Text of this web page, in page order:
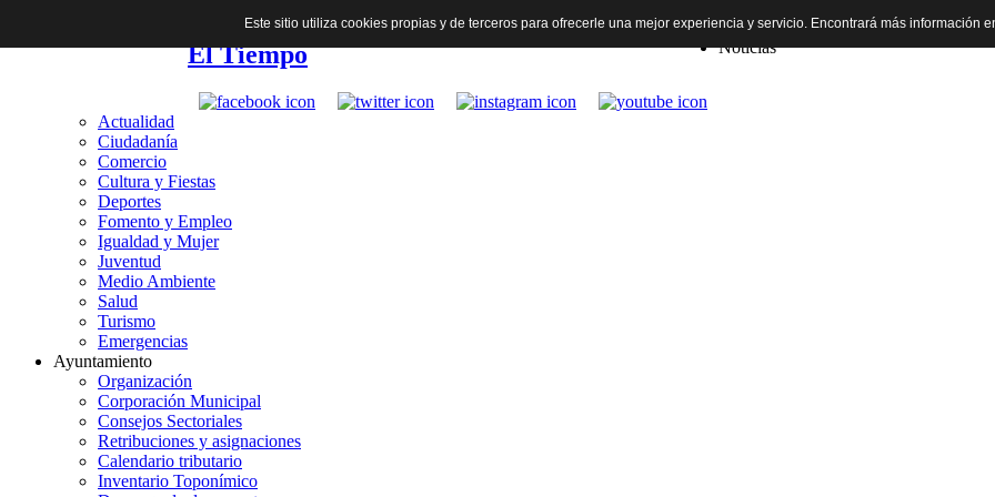
El Tiempo
Inicio
Noticias
Actualidad
Ciudadanía
Comercio
Cultura y Fiestas
Deportes
Fomento y Empleo
Igualdad y Mujer
Juventud
Medio Ambiente
Salud
Turismo
Emergencias
Ayuntamiento
Organización
Corporación Municipal
Consejos Sectoriales
Retribuciones y asignaciones
Calendario tributario
Inventario Toponímico
Este sitio utiliza cookies propias y de terceros para ofrecerle una mejor experiencia y servicio. Encontrará más información